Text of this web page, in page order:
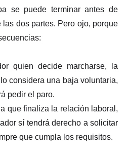
se puede terminar antes de
dos partes. Pero ojo, porque
quien decide marcharse, la
considera una baja voluntaria,
pedir el paro.
que finaliza la relación laboral,
sí tendrá derecho a solicitar
que cumpla los requisitos.